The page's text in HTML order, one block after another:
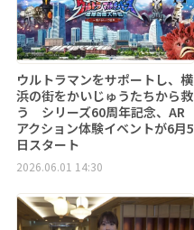
ウルトラマンをサポートし、横
浜の街をかいじゅうたちから救
う シリーズ60周年記念、AR
アクション体験イベントが6月5
日スタート
2026.06.01 14:30